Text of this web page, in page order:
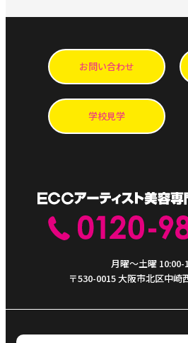
お問い合わせ
学校見学
月曜～土曜 10:00-
〒530-0015 大阪市北区中崎